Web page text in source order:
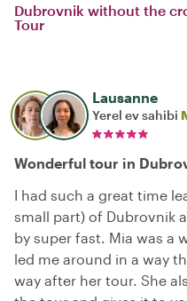
Dubrovnik without the
Tour
Lausanne
Yerel ev sahibi
Wonderful tour in
I had such a great time
small part) of Dubrovnik
by super fast. Mia was a
led me around in a way
way after her tour. She